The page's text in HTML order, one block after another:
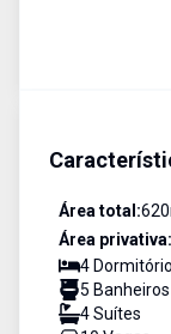
Área total:620
Área privativa:
4 Dormitório
5 Banheiros
4Suítes